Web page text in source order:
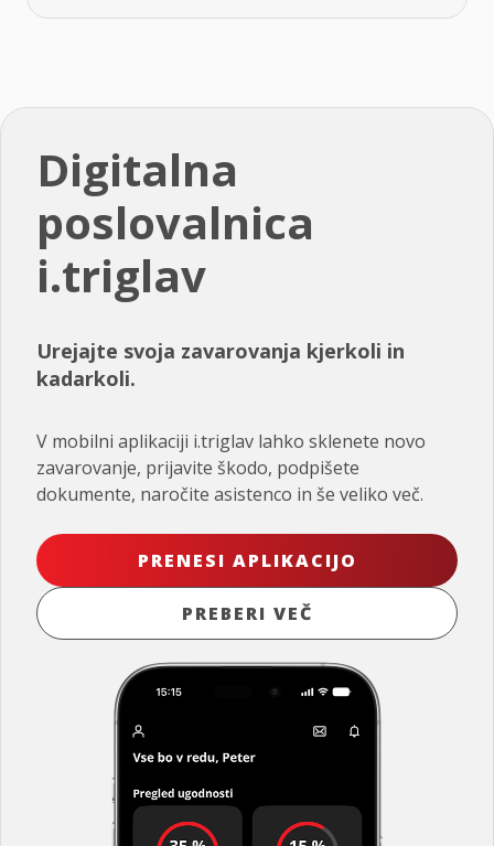
Digitalna
poslovalnica
i.triglav
Urejajte svoja zavarovanja kjerkoli in
kadarkoli.
V mobilni aplikaciji i.triglav lahko sklenete novo
zavarovanje, prijavite škodo, podpišete
dokumente, naročite asistenco in še veliko več.
PRENESI APLIKACIJO
PREBERI VEČ